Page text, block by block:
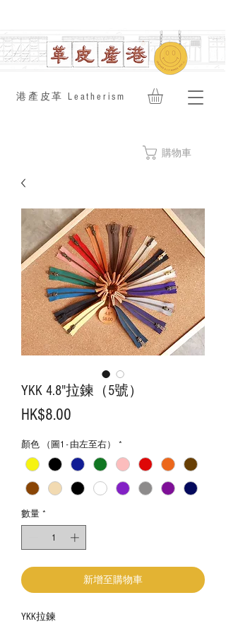
​港產皮革 Leatherism
購物車
YKK 4.8"拉鍊（5號）
HK$8.00
顏色 （圖1 - 由左至右） *
數量 *
新增至購物車
YKK拉鍊